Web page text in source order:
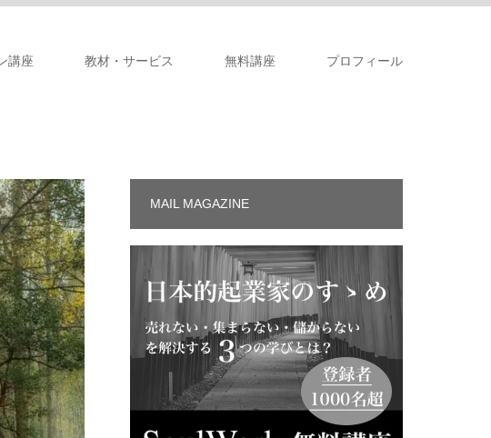
講座 教材・サービス 無料講座 プロフィール
MAIL MAGAZINE